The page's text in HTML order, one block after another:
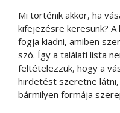
Mi történik akkor, ha
kifejezésre keresünk?
fogja kiadni, amiben
szó. Így a találati lista
feltételezzük, hogy a
hirdetést szeretne
bármilyen formája